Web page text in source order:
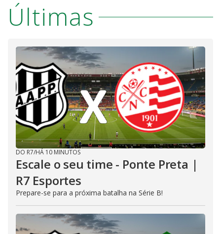
Últimas
DO R7/HÁ 10 MINUTOS
Escale o seu time - Ponte Preta |
R7 Esportes
Prepare-se para a próxima batalha na Série B!